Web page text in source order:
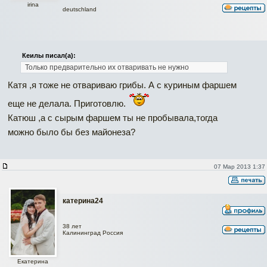
irina
deutschland
Кеилы писал(а):
Только предварительно их отваривать не нужно
Катя ,я тоже не отвариваю грибы. А с куриным фаршем
еще не делала. Приготовлю.
Катюш ,а с сырым фаршем ты не пробывала,тогда
можно было бы без майонеза?
07 Мар 2013 1:37
катерина24
Екатерина
38 лет
Калининград Россия